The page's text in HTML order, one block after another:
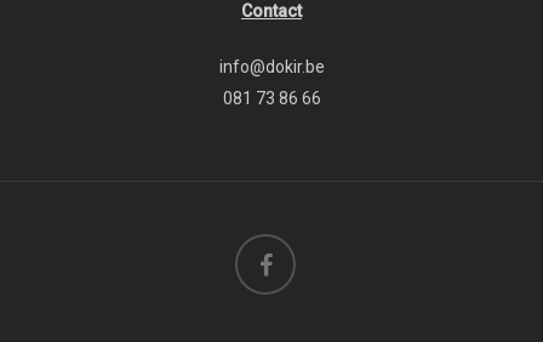
Contact
info@dokir.be
081 73 86 66